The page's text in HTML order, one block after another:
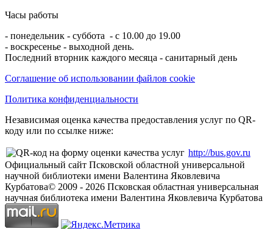
Часы работы
- понедельник - суббота - с 10.00 до 19.00
- воскресенье - выходной день.
Последний вторник каждого месяца - санитарный день
Соглашение об использовании файлов cookie
Политика конфиденциальности
Независимая оценка качества предоставления услуг по QR-
коду или по ссылке ниже:
http://bus.gov.ru
Официальный сайт Псковской областной универсальной
научной библиотеки имени Валентина Яковлевича
Курбатова© 2009 - 2026 Псковская областная универсальная
научная библиотека имени Валентина Яковлевича Курбатова